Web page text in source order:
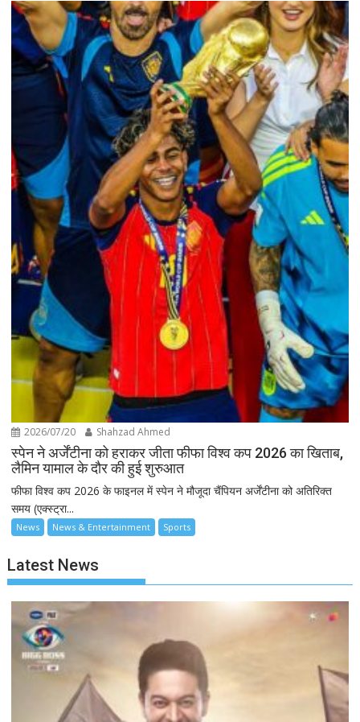
2026/07/20 Shahzad Ahmed
स्पेन ने अर्जेंटीना को हराकर जीता फीफा विश्व कप 2026 का खिताब,
लैमिन यामाल के दौर की हुई शुरुआत
फीफा विश्व कप 2026 के फाइनल में स्पेन ने मौजूदा चैंपियन अर्जेंटीना को अतिरिक्त
समय (एक्स्ट्रा...
News News & Entertainment Sports
Latest News